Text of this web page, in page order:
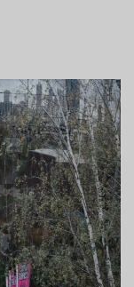
onredelijk
geregeld in